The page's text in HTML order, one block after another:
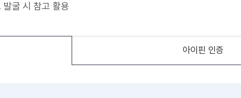
굴 시 참고 활용
아이핀 인증